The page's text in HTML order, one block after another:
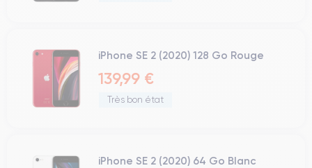
iPhone SE 2 (2020) 128 Go Rouge
139,99 €
Très bon état
iPhone SE 2 (2020) 64 Go Blanc